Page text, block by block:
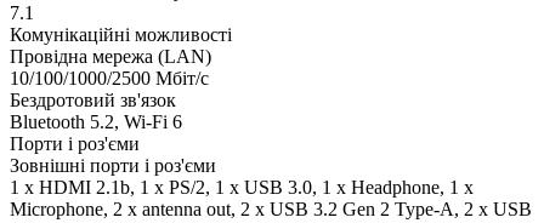
7.1
Комунікаційні можливості
Провідна мережа (LAN)
10/100/1000/2500 Мбіт/с
Бездротовий зв'язок
Bluetooth 5.2, Wi-Fi 6
Порти і роз'єми
Зовнішні порти і роз'єми
1 x HDMI 2.1b, 1 x PS/2, 1 x USB 3.0, 1 x Нeadphone, 1 х
Microphone, 2 x antenna out, 2 x USB 3.2 Gen 2 Type-A, 2 x USB